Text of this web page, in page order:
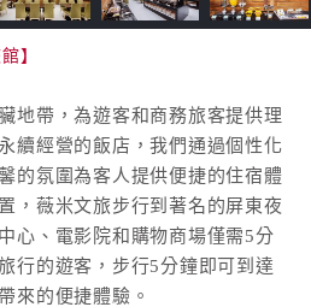
】
地帶，為遊客和商務旅客提供理
續經營的飯店，我們通過個性化
的氛圍為客人提供便捷的住宿體
，薇米文旅步行到著名的屏東夜
心、電影院和購物商場僅需5分
行的遊客，步行5分鐘即可到達
來的便捷體驗。